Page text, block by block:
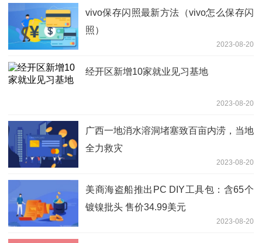
vivo保存闪照最新方法（vivo怎么保存闪
照）
2023-08-20
经开区新增10家就业见习基地
2023-08-20
广西一地消水溶洞堵塞致百亩内涝，当地
全力救灾
2023-08-20
美商海盗船推出PC DIY工具包：含65个
镀镍批头 售价34.99美元
2023-08-20